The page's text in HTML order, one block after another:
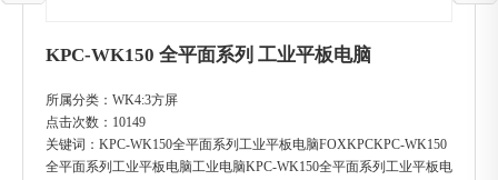
KPC-WK150 全平面系列 工业平板电脑
所属分类： WK4:3方屏
点击次数： 10149
关键词： KPC-WK150全平面系列工业平板电脑FOXKPCKPC-WK150
全平面系列工业平板电脑工业电脑KPC-WK150全平面系列工业平板电